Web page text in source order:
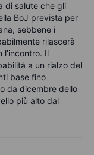
di salute che gli
BoJ prevista per
sebbene i
rilascerà
Il
a un rialzo del
base fino
da dicembre dello
più alto dal